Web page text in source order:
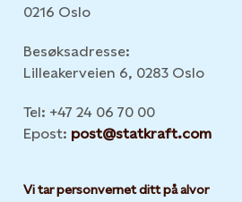
0216 Oslo
Besøksadresse:
Lilleakerveien 6, 0283 Oslo
Tel: +47 24 06 70 00
Epost: post@statkraft.com
Vi tar personvernet ditt på alvor